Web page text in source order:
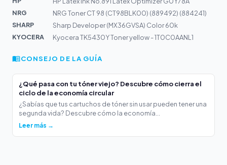
NRG
NRG Toner CT 98 (CT98BLK00) (889492) (884241)
SHARP
Sharp Developer (MX36GVSA) Color 60k
KYOCERA
Kyocera TK5430Y Toner yellow - 1T0C0AANL1
CONSEJO DE LA GUÍA
¿Qué pasa con tu tóner viejo? Descubre cómo cierra el
ciclo de la economía circular
¿Sabías que tus cartuchos de tóner sin usar pueden tener una
segunda vida? Descubre cómo la economía...
Leer más →